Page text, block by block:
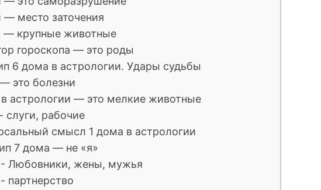
— место заточения
— крупные животные
гороскопа — это роды
6 дома в астрологии. Удары судьбы
это болезни
астрологии — это мелкие животные
слуги, рабочие
смысл 1 дома в астрологии
7 дома — не «я»
Любовники, жены, мужья
партнерство